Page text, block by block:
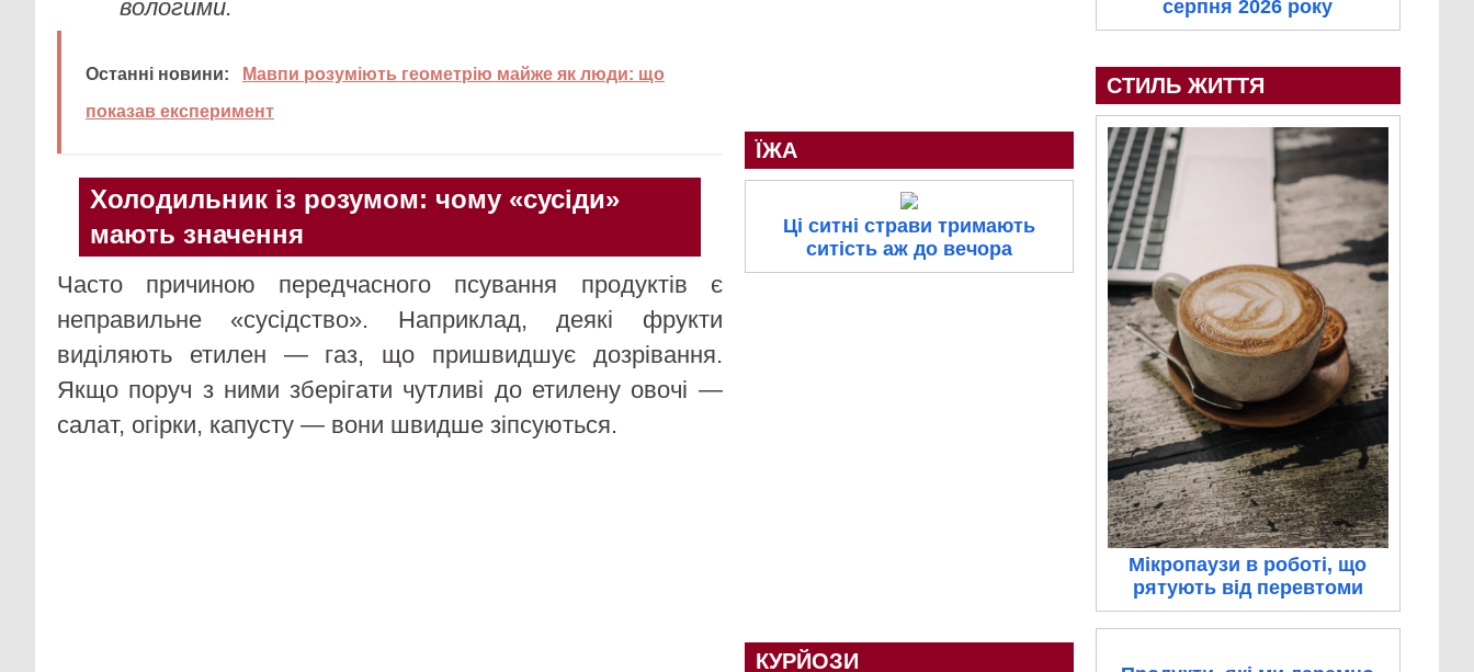
вологими.
Останні новини:
Мавпи розуміють геометрію майже як люди: що
показав експеримент
Холодильник із розумом: чому «сусіди»
мають значення
Часто причиною передчасного псування продуктів є
неправильне «сусідство». Наприклад, деякі фрукти
виділяють етилен — газ, що пришвидшує дозрівання.
Якщо поруч з ними зберігати чутливі до етилену овочі —
салат, огірки, капусту — вони швидше зіпсуються.
ЇЖА
Ці ситні страви тримають
ситість аж до вечора
КУРЙОЗИ
серпня 2026 року
СТИЛЬ ЖИТТЯ
Мікропаузи в роботі, що
рятують від перевтоми